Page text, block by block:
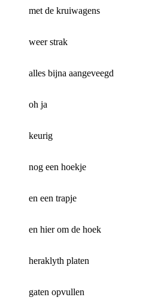
met de kruiwagens
weer strak
alles bijna aangeveegd
oh ja
keurig
nog een hoekje
en een trapje
en hier om de hoek
heraklyth platen
gaten opvullen